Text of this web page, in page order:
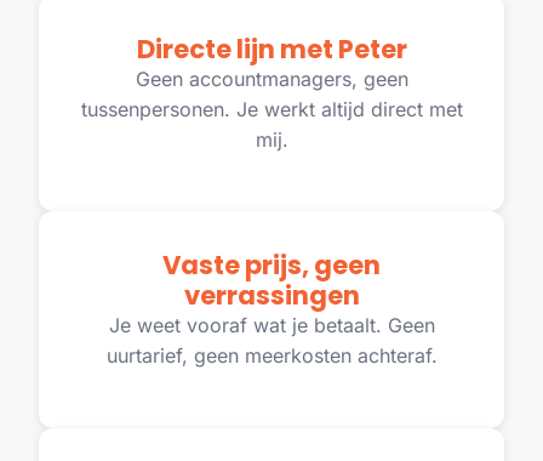
Directe lijn met Peter
Geen accountmanagers, geen
tussenpersonen. Je werkt altijd direct met
mij.
Vaste prijs, geen
verrassingen
Je weet vooraf wat je betaalt. Geen
uurtarief, geen meerkosten achteraf.